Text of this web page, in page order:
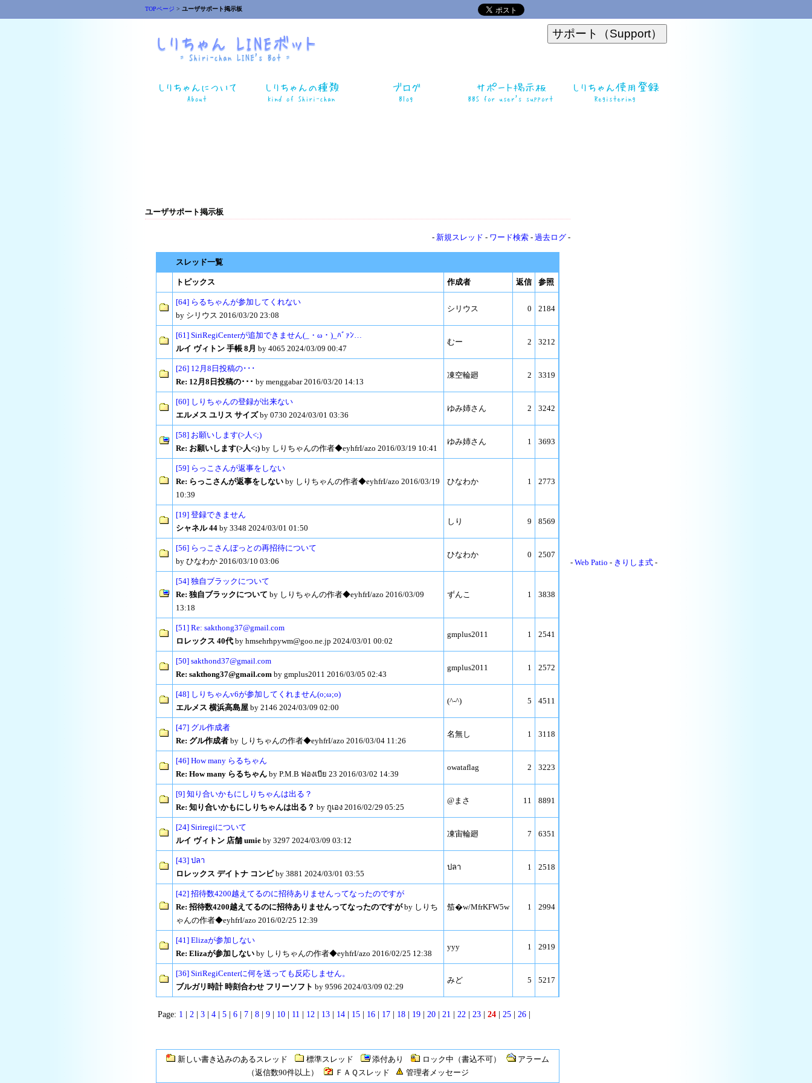
TOPページ > ユーザサポート掲示板
ユーザサポート掲示板
- 新規スレッド - ワード検索 - 過去ログ -
スレッド一覧
トピックス 作成者 返信 参照
[64] らるちゃんが参加してくれない
by シリウス 2016/03/20 23:08
シリウス 0 2184
[61] SiriRegiCenterが追加できません(_・ω・)_ﾊﾞｧﾝ…
ルイ ヴィトン 手帳 8月 by 4065 2024/03/09 00:47
むー 2 3212
[26] 12月8日投稿の･･･
Re: 12月8日投稿の･･･ by menggabar 2016/03/20 14:13
凍空輪廻 2 3319
[60] しりちゃんの登録が出来ない
エルメス ユリス サイズby 0730 2024/03/01 03:36
ゆみ姉さん 2 3242
[58] お願いします(>人<;)
Re: お願いします(>人<;) by しりちゃんの作者◆eyhfrI/azo 2016/03/19 10:41
ゆみ姉さん 1 3693
[59] らっこさんが返事をしない
Re: らっこさんが返事をしない by しりちゃんの作者◆eyhfrI/azo 2016/03/19
10:39
ひなわか 1 2773
[19] 登録できません
シャネル 44 by 3348 2024/03/01 01:50
しり 9 8569
[56] らっこさんぼっとの再招待について
by ひなわか 2016/03/10 03:06
ひなわか 0 2507
[54] 独自ブラックについて
Re: 独自ブラックについて by しりちゃんの作者◆eyhfrI/azo 2016/03/09
13:18
ずんこ 1 3838
[51] Re: sakthong37@gmail.com
ロレックス 40代 by hmsehrhpywm@goo.ne.jp 2024/03/01 00:02
gmplus2011 1 2541
[50] sakthond37@gmail.com
Re: sakthong37@gmail.com by gmplus2011 2016/03/05 02:43
gmplus2011 1 2572
[48] しりちゃんv6が参加してくれません(o;ω;o)
エルメス 横浜高島屋 by 2146 2024/03/09 02:00
(^-^) 5 4511
[47] グル作成者
Re: グル作成者 by しりちゃんの作者◆eyhfrI/azo 2016/03/04 11:26
名無し 1 3118
[46] How many らるちゃん
Re: How many らるちゃん by P.M.B ฟองเบีย 23 2016/03/02 14:39
owataflag 2 3223
[9] 知り合いかもにしりちゃんは出る？
Re: 知り合いかもにしりちゃんは出る？ by กูเอง 2016/02/29 05:25
@まさ 11 8891
[24] Siriregiについて
ルイ ヴィトン 店舗 umie by 3297 2024/03/09 03:12
凍宙輪廻 7 6351
[43] ปลา
ロレックス デイトナ コンビby 3881 2024/03/01 03:55
ปลา 1 2518
[42] 招待数4200越えてるのに招待ありませんってなったのですが
Re: 招待数4200越えてるのに招待ありませんってなったのですがby しりち
ゃんの作者◆eyhfrI/azo 2016/02/25 12:39
笳�w/MfrKFW5w 1 2994
[41] Elizaが参加しない
Re: Elizaが参加しない by しりちゃんの作者◆eyhfrI/azo 2016/02/25 12:38
yyy 1 2919
[36] SiriRegiCenterに何を送っても反応しません。
ブルガリ時計 時刻合わせ フリーソフト by 9596 2024/03/09 02:29
みど 5 5217
Page: 1 | 2 | 3 | 4 | 5 | 6 | 7 | 8 | 9 | 10 | 11 | 12 | 13 | 14 | 15 | 16 | 17 | 18 | 19 | 20 | 21 | 22 | 23 | 24 | 25 | 26 |
新しい書き込みのあるスレッド 標準スレッド 添付あり ロック中（書込不可）
アラーム
（返信数90件以上）
ＦＡＱスレッド 管理者メッセージ
- Web Patio - きりしま式 -